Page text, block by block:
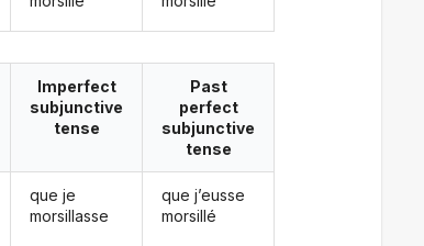
Imperfect
subjunctive
tense
que je
morsillasse
Past
perfect
subjunctive
tense
que j’eusse
morsillé